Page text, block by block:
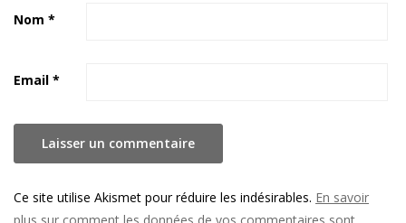
Nom *
Email *
Ce site utilise Akismet pour réduire les indésirables. En savoir
plus sur comment les données de vos commentaires sont